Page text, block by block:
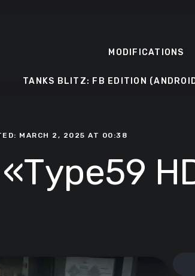
MODIFICATIONS
TANKS BLITZ: FB EDITION
MARCH 2, 2025 AT 00:38